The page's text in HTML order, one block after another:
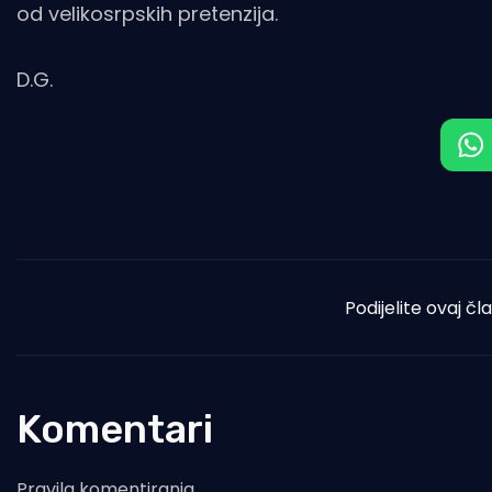
od velikosrpskih pretenzija.
D.G.
Podijelite ovaj
Komentari